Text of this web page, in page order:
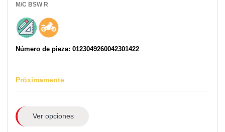
M/C BSW R
Número de pieza: 0123049260042301422
Próximamente
Ver opciones